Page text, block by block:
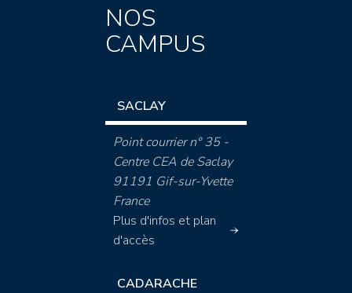
NOS
CAMPUS
SACLAY
Point courrier n° 35 -
Centre CEA de Saclay
91191 Gif-sur-Yvette
France
Plus d'infos et plan
d'accès
CADARACHE